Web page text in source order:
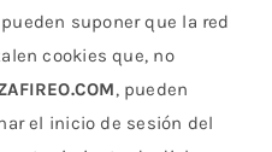
suponer que la red
cookies que, no
, pueden
el inicio de sesión del